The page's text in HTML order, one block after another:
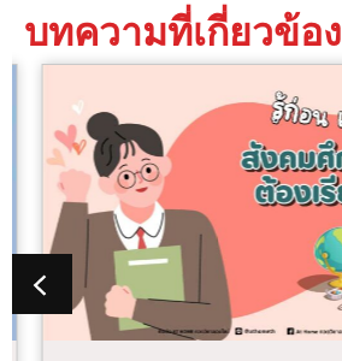
บทความที่เกี่ยวข้อง